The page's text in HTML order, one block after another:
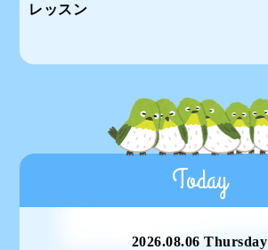
レッスン
Today
2026.08.06 Thursday